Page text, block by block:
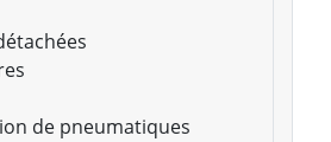
de pneumatiques